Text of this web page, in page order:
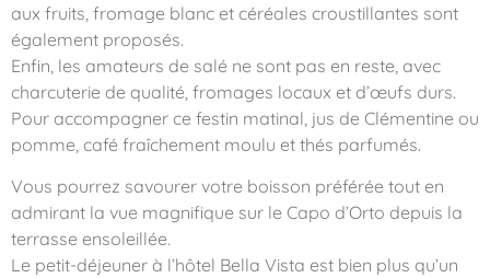
aux fruits, fromage blanc et céréales croustillantes sont
également proposés.
Enfin, les amateurs de salé ne sont pas en reste, avec
charcuterie de qualité, fromages locaux et d’œufs durs.
Pour accompagner ce festin matinal, jus de Clémentine ou
pomme, café fraîchement moulu et thés parfumés.
Vous pourrez savourer votre boisson préférée tout en
admirant la vue magnifique sur le Capo d’Orto depuis la
terrasse ensoleillée.
Le petit-déjeuner à l’hôtel Bella Vista est bien plus qu’un